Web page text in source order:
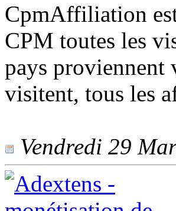
CpmAffiliation
CPM toutes les
pays proviennent
visitent, tous les
Vendredi 29